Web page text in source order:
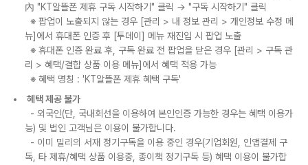
內 "KT알뜰폰 제휴 구독 시작하기" 클릭 → "구독 시작하기" 클릭
※ 팝업이 노출되지 않는 경우 [관리 > 내 정보 관리 > 개인정보 수정 메
뉴]에서 휴대폰 인증 후 [투데이] 메뉴 재진입 시 팝업 노출
※ 휴대폰 인증 완료 후, 구독 완료 전 팝업을 닫은 경우 [관리 > 구독 관
리 > 혜택/결합 상품 이용 메뉴]에서 혜택 적용 가능
※ 혜택 명칭 : 'KT알뜰폰 제휴 혜택 구독'
혜택 제공 불가
- 외국인(단, 국내회선을 이용하여 본인인증 가능한 경우는 혜택 이용가
능) 및 법인 고객님은 이용이 불가합니다.
- 이미 밀리의 서재 정기구독을 이용 중인 경우(기업회원, 인앱결제 구
독, 타 제휴/혜택 상품 이용중, 종이책 정기구독 등) 혜택 이용이 불가합